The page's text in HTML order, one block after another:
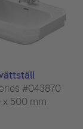
#043870
x 500 mm